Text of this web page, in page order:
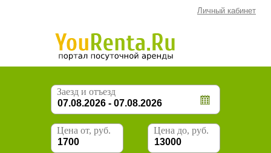
Личный кабинет
Заезд и отъезд
Цена от, руб. Цена до, руб.